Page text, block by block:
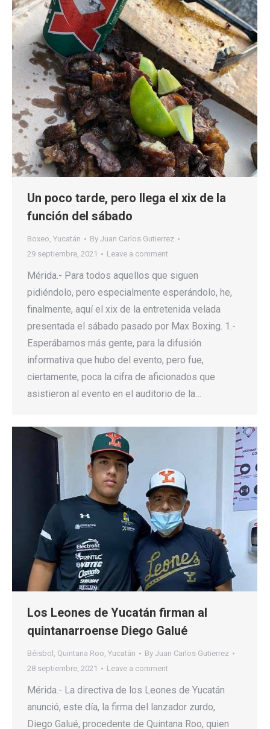
Un poco tarde, pero llega el xix de la
función del sábado
Boxeo, Yucatán By Juan Carlos Gutierrez
29 septiembre, 2021
Leave a comment
Mérida.- Para todos aquellos que siguen
pidiéndolo, pero especialmente esperándolo, he,
finalmente, aquí el xix de la entretenida velada
presentada el sábado pasado por Max Boxing. 1.-
Esperábamos más gente, para la difusión
informativa que hubo del evento, pero fue,
ciertamente, poca la cifra de aficionados que
asistieron al evento en el auditorio de la…
Los Leones de Yucatán firman al
quintanarroense Diego Galué
Béisbol , Quintana Roo, Yucatán By Juan Carlos Gutierrez
28 septiembre, 2021
Leave a comment
Mérida.- La directiva de los Leones de Yucatán
anunció, este día, la firma del lanzador zurdo,
Diego Galué, procedente de Quintana Roo, quien